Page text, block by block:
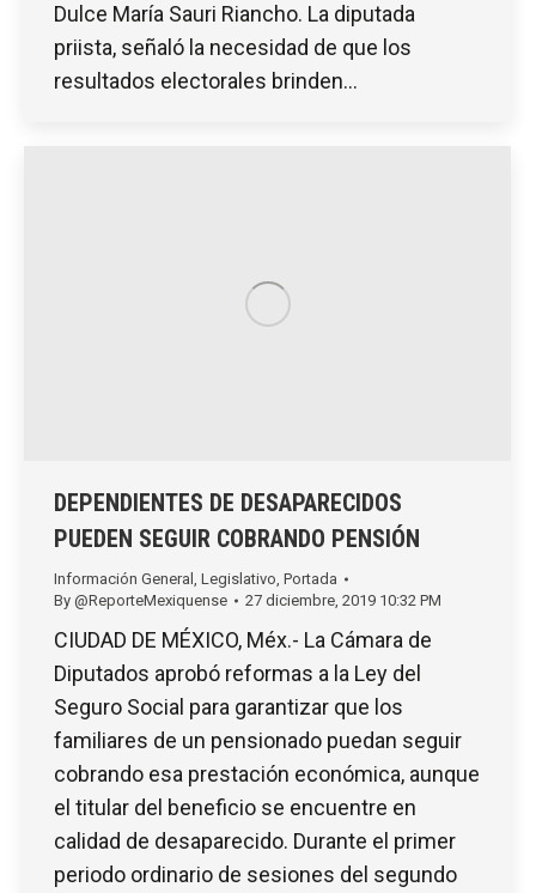
Dulce María Sauri Riancho. La diputada
priista, señaló la necesidad de que los
resultados electorales brinden…
DEPENDIENTES DE DESAPARECIDOS
PUEDEN SEGUIR COBRANDO PENSIÓN
Información General Legislativo Portada
By @ReporteMexiquense 27 diciembre, 2019 10:32 PM
CIUDAD DE MÉXICO, Méx.- La Cámara de
Diputados aprobó reformas a la Ley del
Seguro Social para garantizar que los
familiares de un pensionado puedan seguir
cobrando esa prestación económica, aunque
el titular del beneficio se encuentre en
calidad de desaparecido. Durante el primer
periodo ordinario de sesiones del segundo